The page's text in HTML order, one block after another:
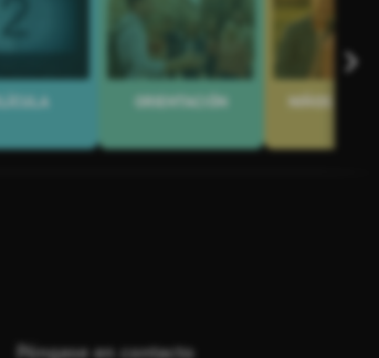
ORIENTACIÓN NIÑOS Y
Póngase en contacto